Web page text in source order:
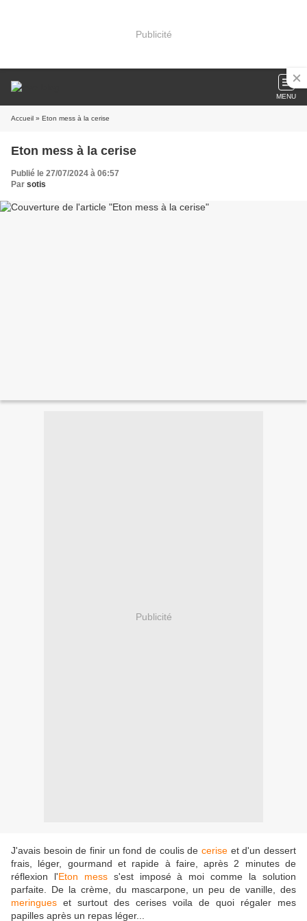
Publicité
MENU
Accueil » Eton mess à la cerise
Eton mess à la cerise
Publié le 27/07/2024 à 06:57
Par sotis
Publicité
J'avais besoin de finir un fond de coulis de cerise et d'un dessert
frais, léger, gourmand et rapide à faire, après 2 minutes de
réflexion l'Eton messs'est imposé à moi comme la solution
parfaite. De la crème, du mascarpone, un peu de vanille, des
meringues et surtout des cerises voila de quoi régaler mes
papilles après un repas léger...